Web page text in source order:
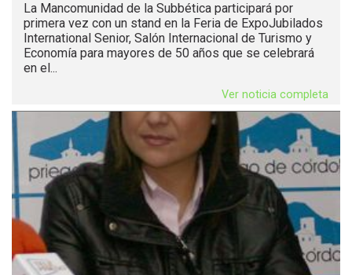
La Mancomunidad de la Subbética participará por
primera vez con un stand en la Feria de ExpoJubilados
International Senior, Salón Internacional de Turismo y
Economía para mayores de 50 años que se celebrará
en el...
Ver noticia completa